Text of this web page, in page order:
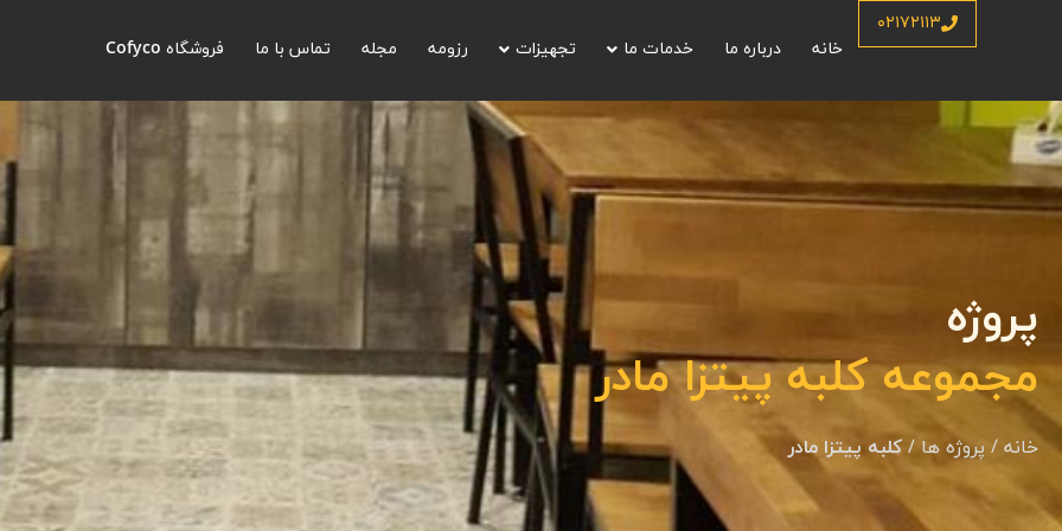
۰۲۱۷۲۱۱۳
خانه
درباره ما خدمات ما تجهیزات رزومه مجله تماس با ما فروشگاه Cofyco
پروژه
مجموعه کلبه پیتزا مادر
خانه / پروژه ها/ کلبه پیتزا مادر